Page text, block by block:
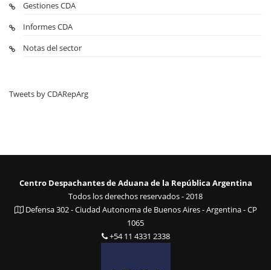
Gestiones CDA
Informes CDA
Notas del sector
Tweets by CDARepArg
Centro Despachantes de Aduana de la República Argentina
Todos los derechos reservados - 2018
Defensa 302 - Ciudad Autonoma de Buenos Aires - Argentina - CP
1065
+54 11 4331 2338